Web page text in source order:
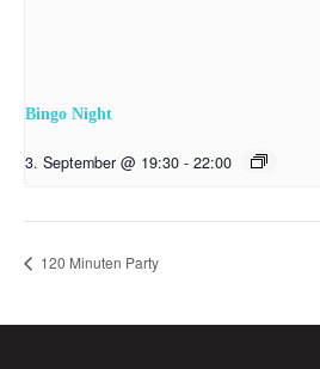
Bingo Night
3. September @ 19:30 - 22:00
120 Minuten Party